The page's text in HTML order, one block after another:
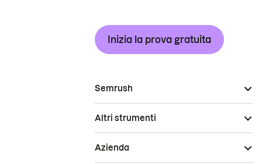
Inizia la prova gratuita
Semrush
Altri strumenti
Azienda